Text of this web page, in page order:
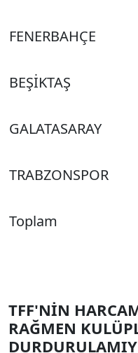
FENERBAHÇE
BEŞİKTAŞ
GALATASARAY
TRABZONSPOR
Toplam
TFF'NİN
RAĞMEN